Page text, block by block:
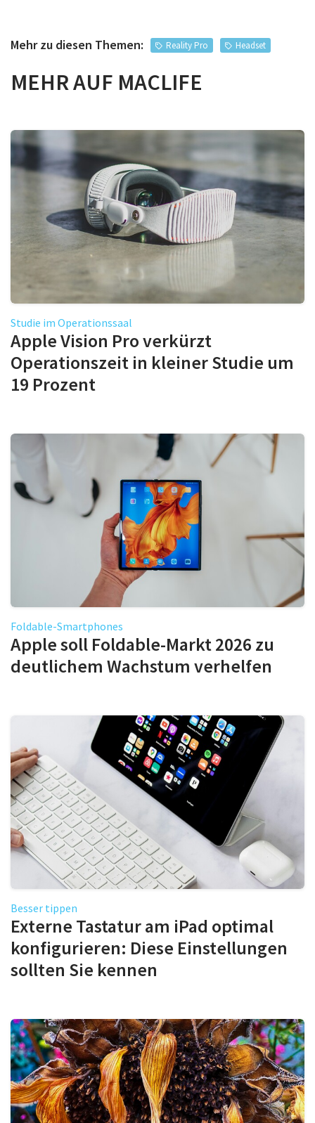
Mehr zu diesen Themen: Reality Pro Headset
MEHR AUF MACLIFE
Studie im Operationssaal
Apple Vision Pro verkürzt
Operationszeit in kleiner Studie um
19 Prozent
Foldable-Smartphones
Apple soll Foldable-Markt 2026 zu
deutlichem Wachstum verhelfen
Besser tippen
Externe Tastatur am iPad optimal
konfigurieren: Diese Einstellungen
sollten Sie kennen